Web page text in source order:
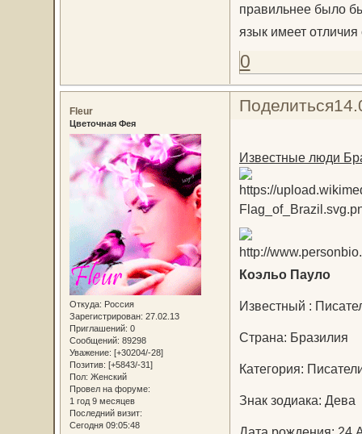
правильнее было
язык имеет
0
Поделиться
Fleur
Цветочная Фея
Откуда: Россия
Зарегистрирован: 27.02.13
Приглашений: 0
Сообщений: 89298
Уважение: [+30204/-28]
Позитив: [+5843/-31]
Пол: Женский
Провел на форуме:
1 год 9 месяцев
Последний визит:
Сегодня 09:05:48
Известные люди
Коэльо Пауло
Известный :
Страна: Бразилия
Категория:
Знак зодиака: Дева